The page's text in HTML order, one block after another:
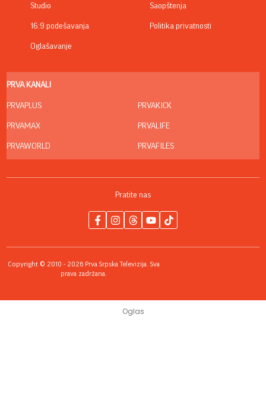
Studio
16:9 podešavanja
Oglašavanje
Saopštenja
Politika privatnosti
PRVA KANALI
PRVAPLUS
PRVAMAX
PRVAWORLD
PRVAKICK
PRVALIFE
PRVAFILES
Pratite nas
Copyright © 2010 - 2026 Prva Srpska Televizija. Sva
prava zadržana.